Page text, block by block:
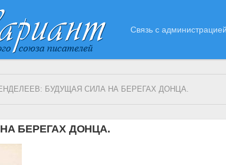
Связь с администрацией
БУДУЩАЯ СИЛА НА БЕРЕГАХ ДОНЦА.
БЕРЕГАХ ДОНЦА.